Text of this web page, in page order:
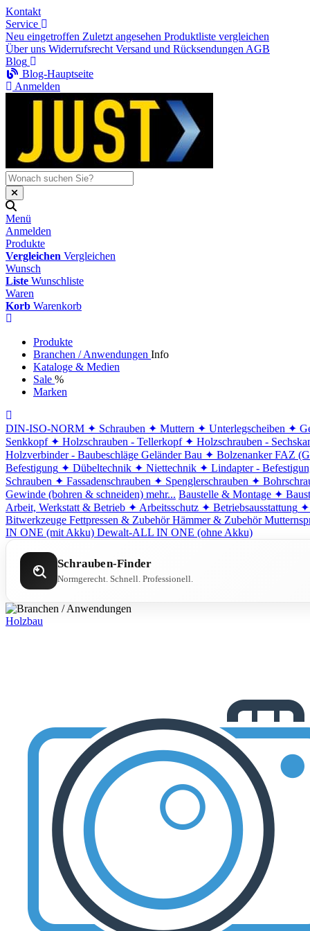
Kontakt
Service
Neu eingetroffen Zuletzt angesehen Produktliste vergleichen
Über uns Widerrufsrecht Versand und Rücksendungen AGB
Blog
Blog-Hauptseite
Anmelden
Menü
Anmelden
Produkte
Vergleichen Vergleichen
Wunsch
Liste Wunschliste
Waren
Korb Warenkorb
Produkte
Branchen / Anwendungen Info
Kataloge & Medien
Sale %
Marken
DIN-ISO-NORM ✦ Schrauben ✦ Muttern ✦ Unterlegscheiben ✦
Senkkopf ✦ Holzschrauben - Tellerkopf ✦ Holzschrauben -
Holzverbinder - Baubeschläge Geländer Bau ✦ Bolzenanker FAZ
Befestigung ✦ Dübeltechnik ✦ Niettechnik ✦ Lindapter -
Schrauben ✦ Fassadenschrauben ✦ Spenglerschrauben ✦
Gewinde (bohren & schneiden) mehr... Baustelle & Montage ✦
Arbeit, Werkstatt & Betrieb ✦ Arbeitsschutz ✦ Betriebsausstattung ✦
Bitwerkzeuge Fettpressen & Zubehör Hämmer & Zubehör
IN ONE (mit Akku) Dewalt-ALL IN ONE (ohne Akku)
Schrauben-Finder
Normgerecht. Schnell. Professionell.
Holzbau